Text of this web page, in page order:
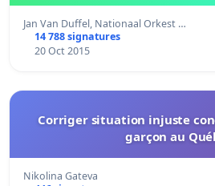
Jan Van Duffel, Nationaal Orkest …
14 788 signatures
20 Oct 2015
Corriger situation injuste
garçon au
Nikolina Gateva